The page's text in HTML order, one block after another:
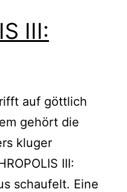
III:
auf göttlich
gehört die
kluger
III:
schaufelt. Eine